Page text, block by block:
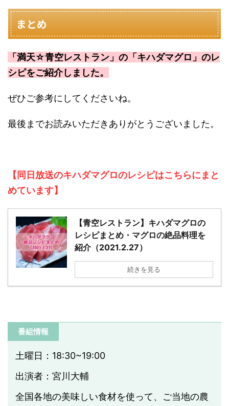
まとめ
「満天☆青空レストラン」の「キハダマグロ」のレ
シピをご紹介しました。
ぜひご参考にしてくださいね。
最後までお読みいただきありがとうございました。
【同日放送のキハダマグロのレシピはこちらにまと
めています】
【青空レストラン】キハダマグロの
レシピまとめ・マグロの絶品料理を
紹介（2021.2.27）
続きを見る
番組情報
土曜日：18:30~19:00
出演者：宮川大輔
全国各地の美味しい食材を使って、ご当地の農